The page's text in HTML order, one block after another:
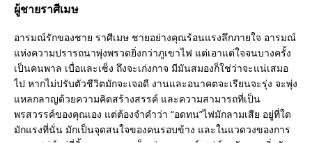
ผู้ชายราศีเมษ
อารมณ์รักของชาย ราศีเมษ ชายอย่างคุณร้อนแรงลึกภายใจ อารมณ์
แห่งความปรารถนาพุ่งพรวดยิ่งกว่าภูเขาไฟ แต่เอาแต่ใจจนบางครั้ง
เป็นคนพาล เบื่อและเซ็ง ถึงจะเก่งกาจ มีมันสมองก็ใช่ว่าจะแน่เสมอ
ไป หากไม่ปรับตัวชีวิตมักจะเจอดี งานและอนาคตจะเรียนจะรุ่ง จะพุ่ง
แหลกลาญด้วยความคิดสร้างสรรค์ และความสามารถที่เป็น
พรสวรรค์ของคุณเอง แต่ต้องจำคำว่า “อดทน”ไฟมักลามเสีย อยู่ที่ใด
มักแรงที่นั่น มักเป็นจุดสนใจของคนรอบข้าง และในแวดวงของการ